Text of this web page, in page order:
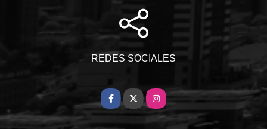
REDES SOCIALES
Facebook
X Instagram